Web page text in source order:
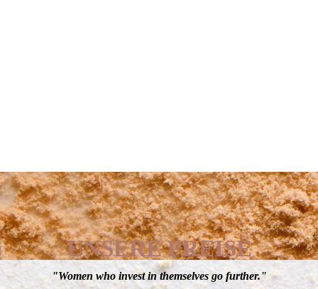
UNSERE PREISE
"Women who invest in themselves go further."